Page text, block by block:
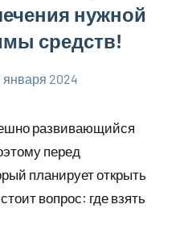
нужной
средств!
января 2024
развивающийся
перед
планирует открыть
вопрос: где взять